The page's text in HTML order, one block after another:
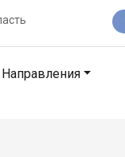
Направления